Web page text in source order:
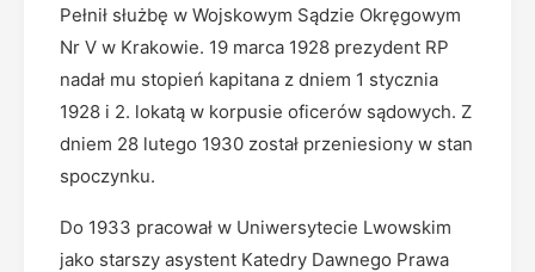
Pełnił służbę w Wojskowym Sądzie Okręgowym
Nr V w Krakowie. 19 marca 1928 prezydent RP
nadał mu stopień kapitana z dniem 1 stycznia
1928 i 2. lokatą w korpusie oficerów sądowych. Z
dniem 28 lutego 1930 został przeniesiony w stan
spoczynku.
Do 1933 pracował w Uniwersytecie Lwowskim
jako starszy asystent Katedry Dawnego Prawa